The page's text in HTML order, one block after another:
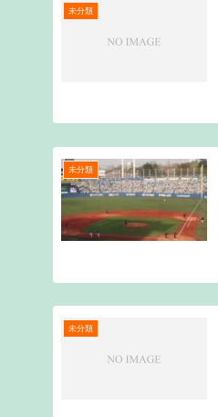
未分類
未分類
未分類